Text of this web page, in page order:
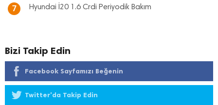
7 Hyundai İ20 1.6 Crdi Periyodik Bakım
Bizi Takip Edin
Facebook Sayfamızı Beğenin
Twitter'da Takip Edin